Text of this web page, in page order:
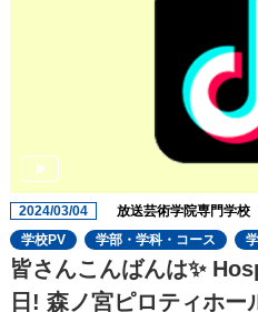
2024/03/04 放送芸術学院専門学校
学校PV
学部・学科・コース
皆さんこんばんは✨
日! 森ノ宮ピロティホー